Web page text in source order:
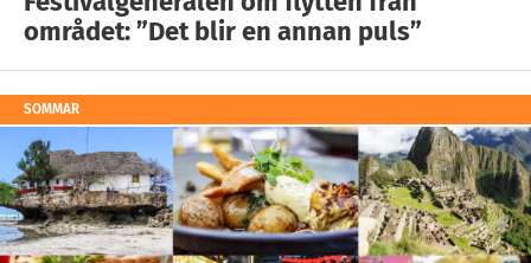
området: ”Det blir en annan puls”
SOMMAR